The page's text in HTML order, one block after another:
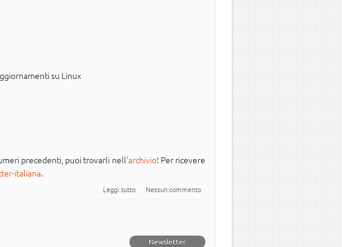
su Linux
precedenti, puoi trovarli nell'archivio! Per ricevere
italiana.
Leggi tutto su Newsletter Italiana #Ubuntu - 2025.012
Nessun commento
Newsletter